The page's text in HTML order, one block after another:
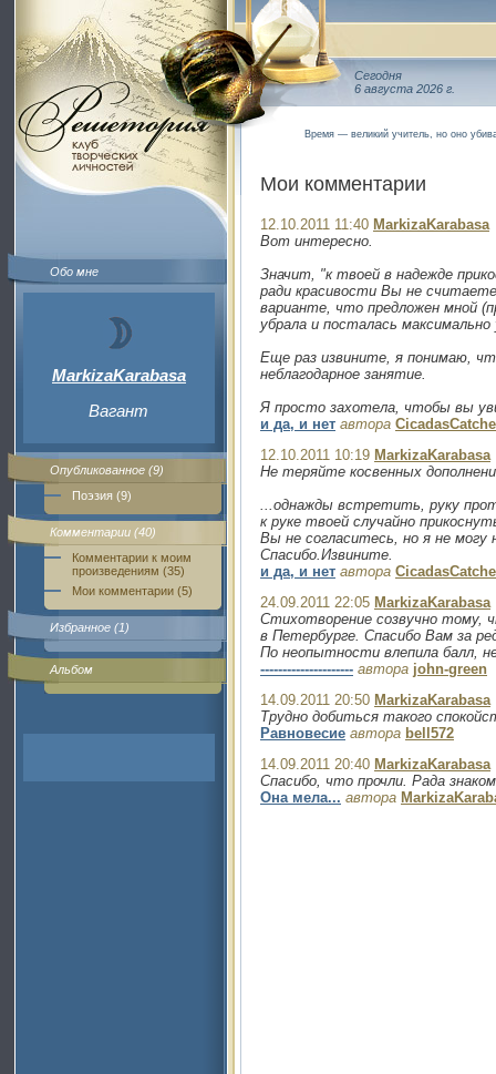
Обо мне
MarkizaKarabasa
Вагант
Опубликованное (9)
Поэзия (9)
Комментарии (40)
Комментарии к моим
произведениям (35)
Мои комментарии (5)
Избранное (1)
Альбом
Сегодня
6 августа 2026 г.
Время — великий учитель, но оно
Мои комментарии
12.10.2011 11:40 MarkizaKarabasa
Вот интересно.
Значит, "к твоей в надежде
ради красивости Вы не
варианте, что предложен мной
убрала и посталась
Еще раз извините, я понимаю,
неблагодарное занятие.
Я просто захотела, чтобы вы
и да, и нет автора
12.10.2011 10:19 MarkizaKarabasa
Не теряйте косвенных
...однажды встретить, руку
к руке твоей случайно
Вы не согласитесь, но я не могу
Спасибо.Извините.
и да, и нет автора
24.09.2011 22:05 MarkizaKarabasa
Стихотворение созвучно тому,
в Петербурге. Спасибо Вам за
По неопытности влепила балл,
--------------------- автора john-green
14.09.2011 20:50 MarkizaKarabasa
Трудно добиться такого
Равновесие автора bell572
14.09.2011 20:40 MarkizaKarabasa
Спасибо, что прочли. Рада
Она мела... автора